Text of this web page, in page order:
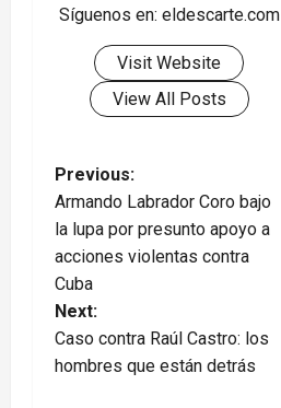
Síguenos en: eldescarte.com
Visit Website
View All Posts
P
o
s
t
n
Previous:
Armando Labrador Coro bajo
la lupa por presunto apoyo a
acciones violentas contra
Cuba
Next:
Caso contra Raúl Castro: los
hombres que están detrás